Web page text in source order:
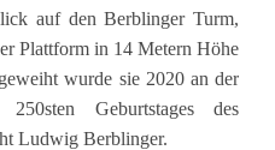
auf den Berblinger Turm,
Plattform in 14 Metern Höhe
wurde sie 2020 an der
Geburtstages des
Ludwig Berblinger.